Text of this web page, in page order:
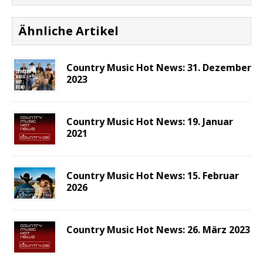
Ähnliche Artikel
Country Music Hot News: 31. Dezember
2023
Country Music Hot News: 19. Januar
2021
Country Music Hot News: 15. Februar
2026
Country Music Hot News: 26. März 2023